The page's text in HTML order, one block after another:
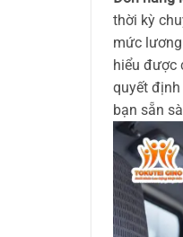
thời kỳ
mức
hiểu được
quyết
bạn sẵn